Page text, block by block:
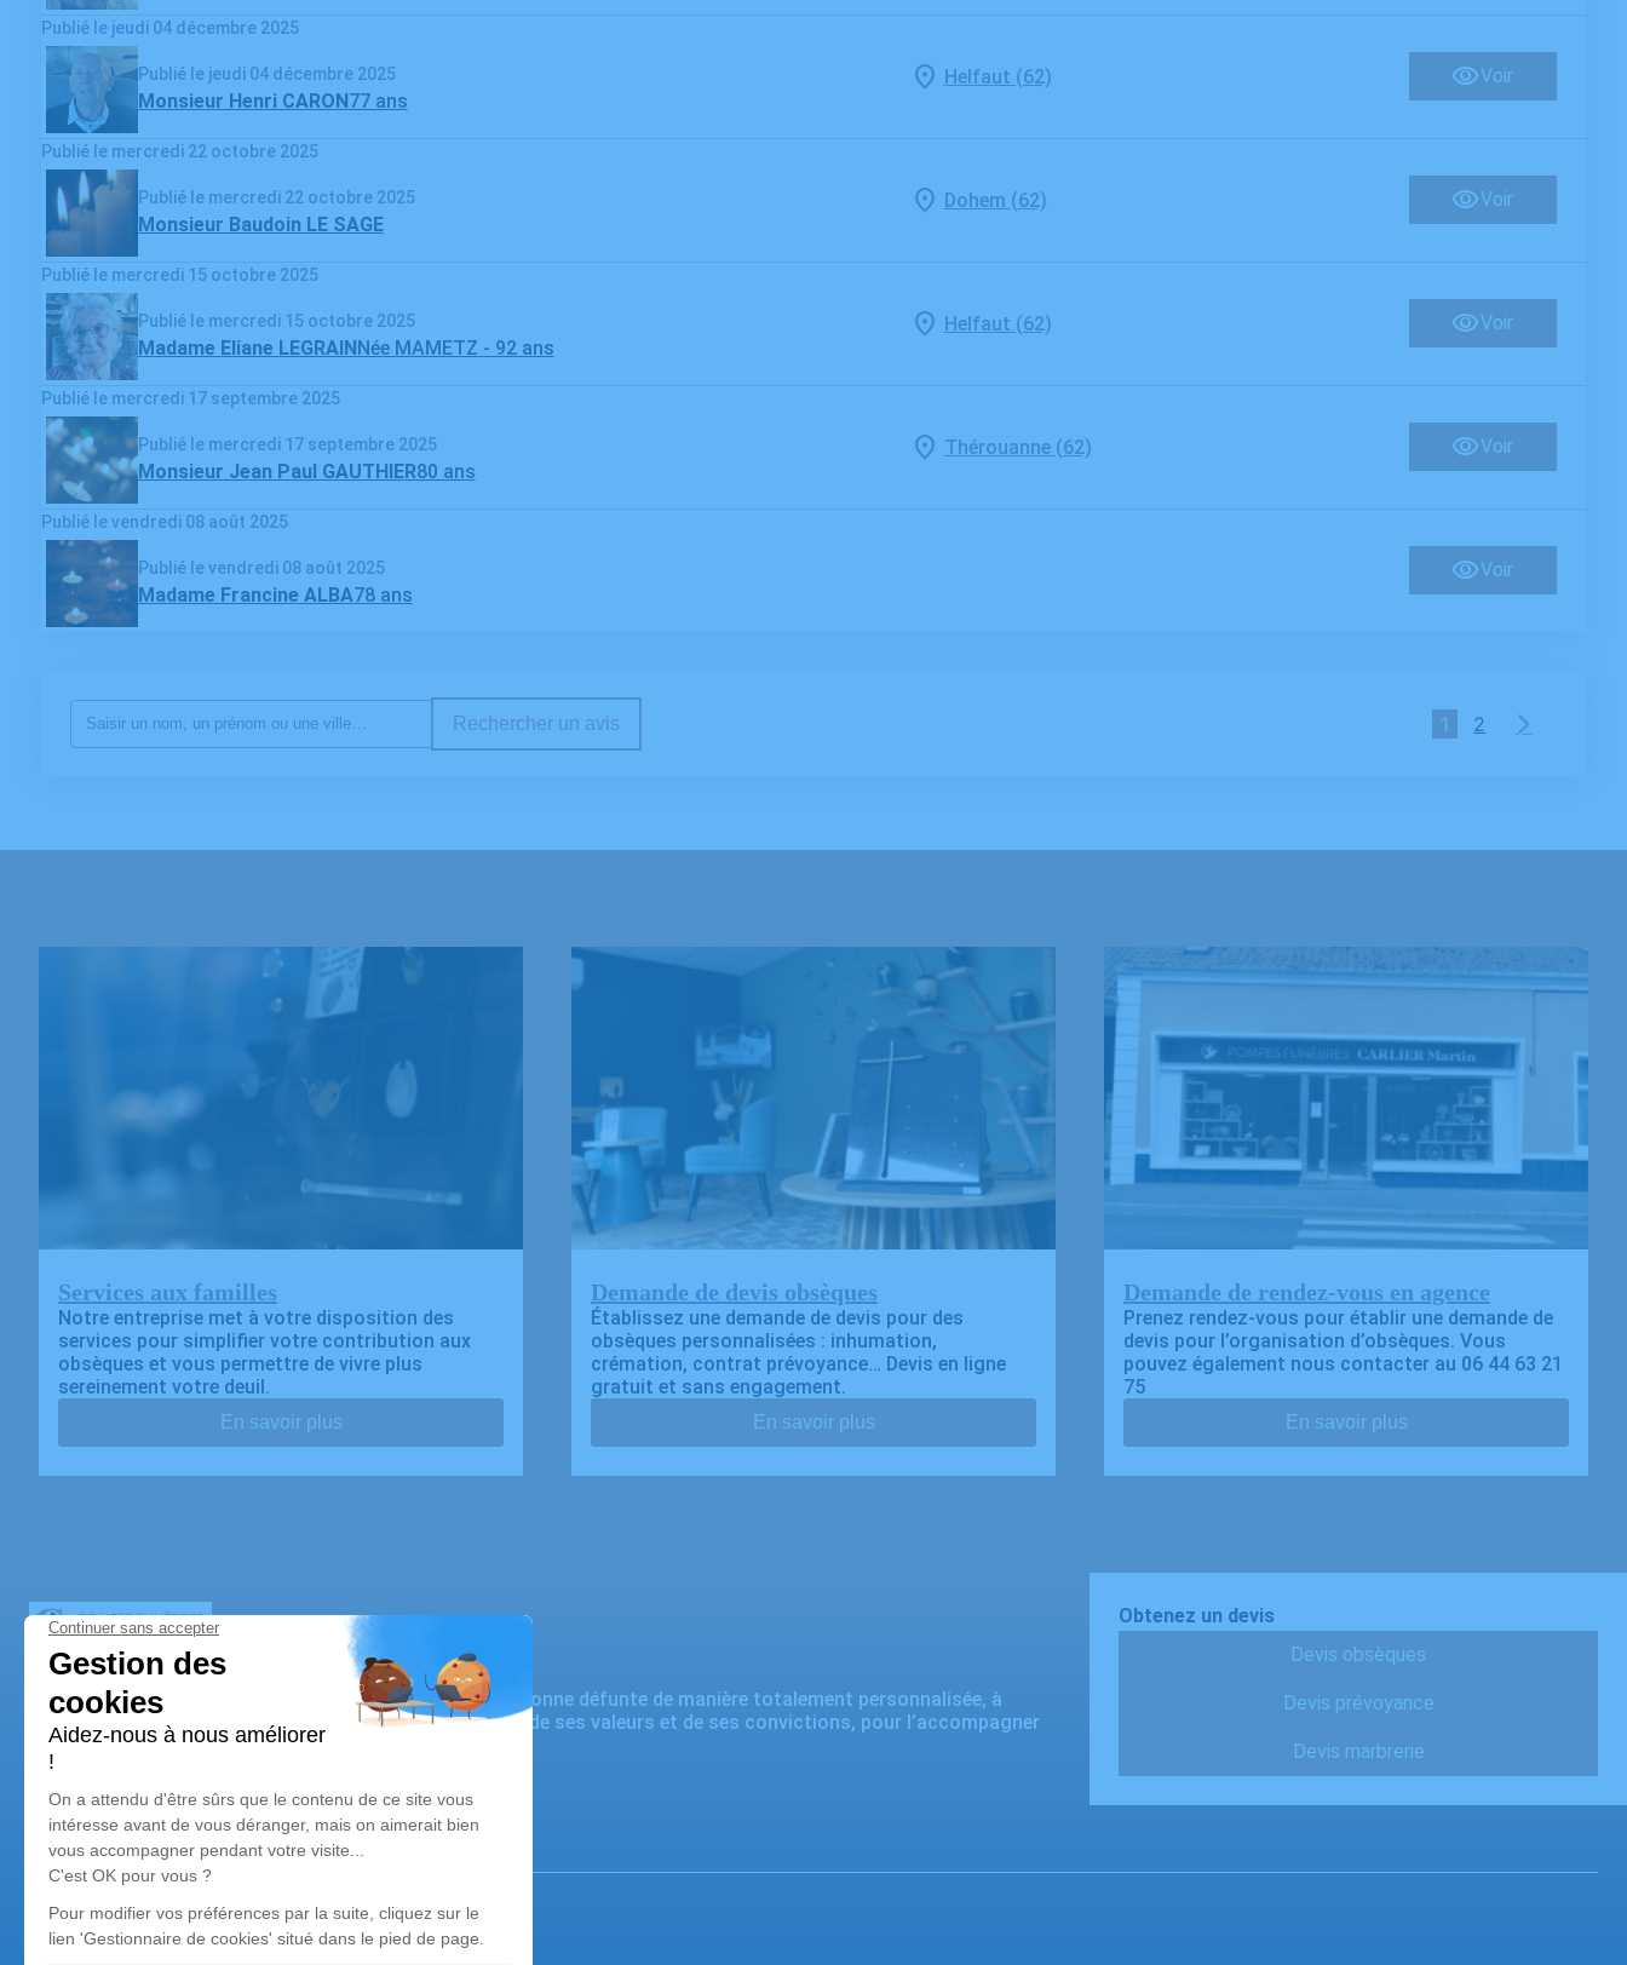
Publié le jeudi 04 décembre 2025
Publié le jeudi 04 décembre 2025
Monsieur Henri CARON 77 ans
Helfaut (62) Voir
Publié le mercredi 22 octobre 2025
Publié le mercredi 22 octobre 2025
Monsieur Baudoin LE SAGE
Dohem (62) Voir
Publié le mercredi 15 octobre 2025
Publié le mercredi 15 octobre 2025
Madame Eliane LEGRAIN Née MAMETZ - 92 ans
Helfaut (62) Voir
Publié le mercredi 17 septembre 2025
Publié le mercredi 17 septembre 2025
Monsieur Jean Paul GAUTHIER80 ans
Thérouanne (62) Voir
Publié le vendredi 08 août 2025
Publié le vendredi 08 août 2025
Madame Francine ALBA78 ans
Voir
Rechercher un avis 1 2
Services aux familles
Notre entreprise met à votre disposition des
services pour simplifier votre contribution aux
obsèques et vous permettre de vivre plus
sereinement votre deuil.
En savoir plus
Demande de devis obsèques
Établissez une demande de devis pour des
obsèques personnalisées : inhumation,
crémation, contrat prévoyance… Devis en ligne
gratuit et sans engagement.
En savoir plus
Demande de rendez-vous en agence
Prenez rendez-vous pour établir une demande de
devis pour l’organisation d’obsèques. Vous
pouvez également nous contacter au 06 44 63 21
75
En savoir plus
POMPES FUNEBRES MARTIN CARLIER
Nos équipes vous aident à honorer la mémoire de la personne défunte de manière totalement personnalisée, à
perpétuer son souvenir dans le respect de ses volontés, de ses valeurs et de ses convictions, pour l’accompagner
avec dignité dans son dernier voyage.
Obtenez un devis
Devis obsèques
Devis prévoyance
Devis marbrerie
Notre agence
Pompes Funèbres Martin Carlier
06 44 63 21 75
pfcarliermartin@gmail.com
32 Grand Rue - 62129 - Thérouanne